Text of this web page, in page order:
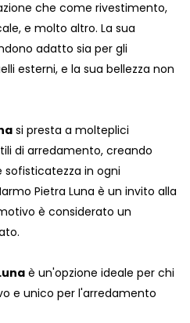
che come rivestimento,
e molto altro. La sua
adatto sia per gli
esterni, e la sua bellezza non
si presta a molteplici
di arredamento, creando
in ogni
Pietra Luna è un invito alla
è considerato un
è un'opzione ideale per chi
e unico per l'arredamento